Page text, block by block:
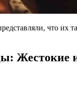
что их
Жестокие